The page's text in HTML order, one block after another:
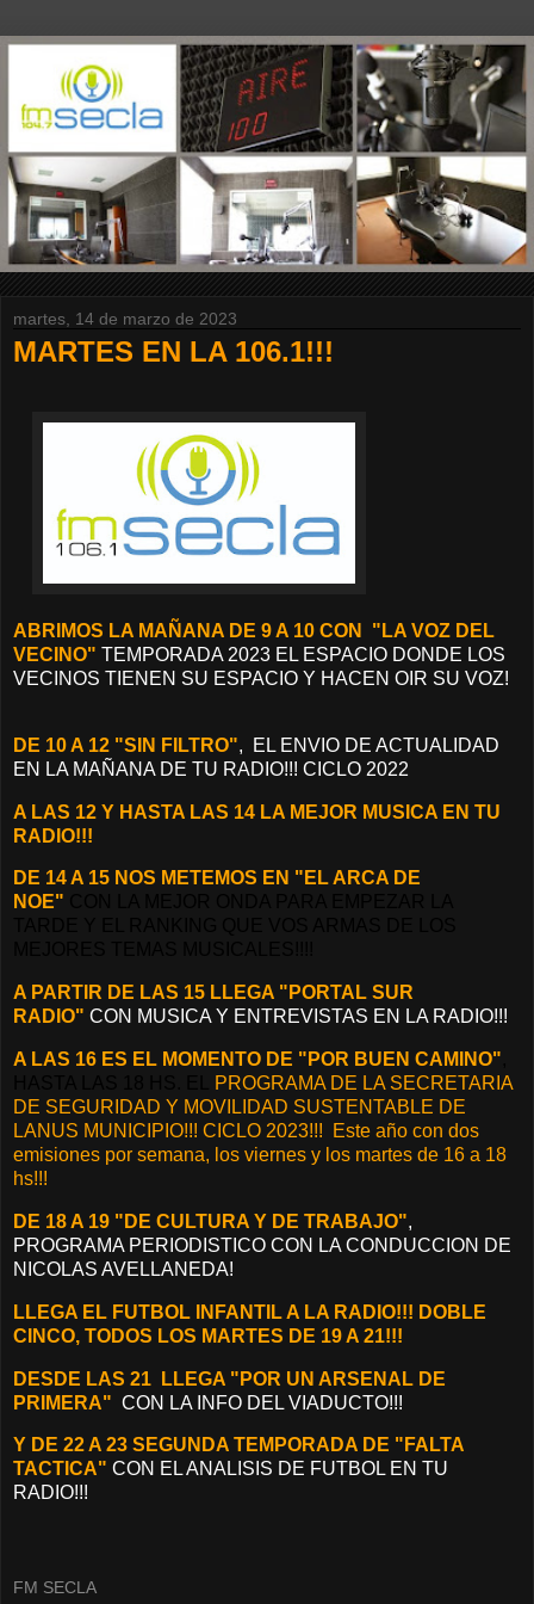
martes, 14 de marzo de 2023
MARTES EN LA 106.1!!!
ABRIMOS LA MAÑANA DE 9 A 10 CON "LA VOZ DEL
VECINO" TEMPORADA 2023 EL ESPACIO DONDE LOS
VECINOS TIENEN SU ESPACIO Y HACEN OIR SU VOZ!
DE 10 A 12 "SIN FILTRO", EL ENVIO DE ACTUALIDAD
EN LA MAÑANA DE TU RADIO!!! CICLO 2022
A LAS 12 Y HASTA LAS 14 LA MEJOR MUSICA EN TU
RADIO!!!
DE 14 A 15 NOS METEMOS EN "EL ARCA DE
NOE"
A PARTIR DE LAS 15 LLEGA "PORTAL SUR
RADIO" CON MUSICA Y ENTREVISTAS EN LA RADIO!!!
A LAS 16 ES EL MOMENTO DE "POR BUEN CAMINO"
PROGRAMA DE LA SECRETARIA
DE SEGURIDAD Y MOVILIDAD SUSTENTABLE DE
LANUS MUNICIPIO!!! CICLO 2023!!! Este año con dos
emisiones por semana, los viernes y los martes de 16 a 18
hs!!!
DE 18 A 19 "DE CULTURA Y DE TRABAJO",
PROGRAMA PERIODISTICO CON LA CONDUCCION DE
NICOLAS AVELLANEDA!
LLEGA EL FUTBOL INFANTIL A LA RADIO!!! DOBLE
CINCO, TODOS LOS MARTES DE 19 A 21!!!
DESDE LAS 21 LLEGA "POR UN ARSENAL DE
PRIMERA" CON LA INFO DEL VIADUCTO!!!
Y DE 22 A 23 SEGUNDA TEMPORADA DE "FALTA
TACTICA" CON EL ANALISIS DE FUTBOL EN TU
RADIO!!!
FM SECLA